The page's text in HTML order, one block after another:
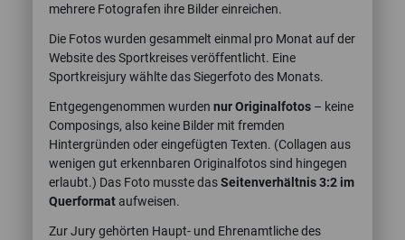
mehrere Fotografen ihre Bilder einreichen.
Die Fotos wurden gesammelt einmal pro Monat auf der
Website des Sportkreises veröffentlicht. Eine
Sportkreisjury wählte das Siegerfoto des Monats.
Entgegengenommen wurden nur Originalfotos – keine
Composings, also keine Bilder mit fremden
Hintergründen oder eingefügten Texten. (Collagen aus
wenigen gut erkennbaren Originalfotos sind hingegen
erlaubt.) Das Foto musste dasSeitenverhältnis 3:2 im
Querformataufweisen.
Zur Jury gehörten Haupt- und Ehrenamtliche des